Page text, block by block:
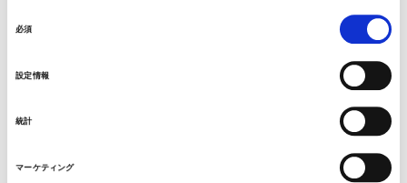
必須
設定情報
統計
マーケティング
日本全国から、お近くの整形外科施設を検索することがで